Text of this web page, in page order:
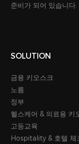
준비가 되어 있습니다.
SOLUTION
금융 키오스크
노름
정부
헬스케어 & 의료용 키
고등교육
Hospitality & 호텔 체